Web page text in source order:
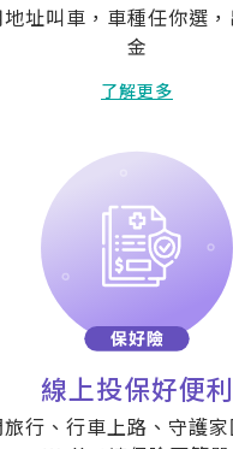
地址叫車，車種任你選
金
了解更多
線上投保好便利
旅行、行車上路、守護